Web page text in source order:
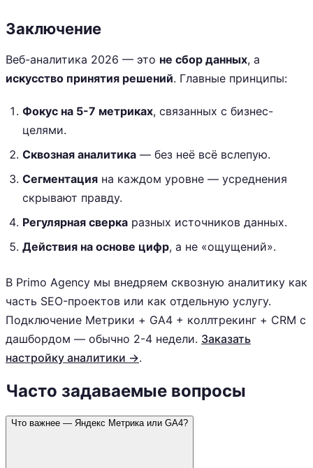
Заключение
Веб-аналитика 2026 — это не сбор данных, а
искусство принятия решений. Главные принципы:
Фокус на 5-7 метриках, связанных с бизнес-
целями.
Сквозная аналитика — без неё всё вслепую.
Сегментация на каждом уровне — усреднения
скрывают правду.
Регулярная сверка разных источников данных.
Действия на основе цифр, а не «ощущений».
В Primo Agency мы внедряем сквозную аналитику как
часть SEO-проектов или как отдельную услугу.
Подключение Метрики + GA4 + коллтрекинг + CRM с
дашбордом — обычно 2-4 недели. Заказать
настройку аналитики →.
Часто задаваемые вопросы
Что важнее — Яндекс Метрика или GA4?